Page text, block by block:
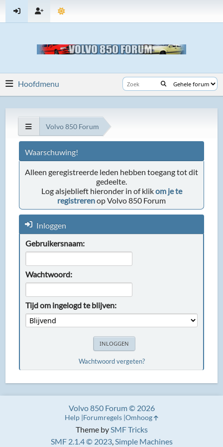
Hoofdmenu
Volvo 850 Forum
Waarschuwing!
Alleen geregistreerde leden hebben toegang tot dit
gedeelte.
Log alsjeblieft hieronder in of klikom je te
registrerenop Volvo 850 Forum
Inloggen
Gebruikersnaam:
Wachtwoord:
Tijd om ingelogd te blijven:
Wachtwoord vergeten?
Theme bySMF Tricks
SMF 2.1.4 © 2023,Simple Machines
Volvo 850 Forum © 2026
Help Forumregels Omhoog